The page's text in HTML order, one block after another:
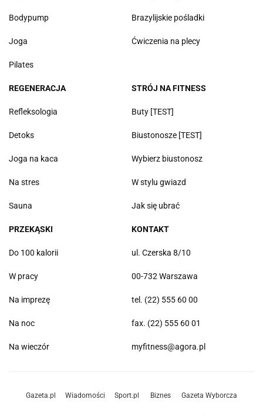
Bodypump
Joga
Pilates
Brazylijskie pośladki
Ćwiczenia na plecy
REGENERACJA
Refleksologia
Detoks
Joga na kaca
Na stres
Sauna
STRÓJ NA FITNESS
Buty [TEST]
Biustonosze [TEST]
Wybierz biustonosz
W stylu gwiazd
Jak się ubrać
PRZEKĄSKI
Do 100 kalorii
W pracy
Na imprezę
Na noc
Na wieczór
KONTAKT
ul. Czerska 8/10
00-732 Warszawa
tel. (22) 555 60 00
fax. (22) 555 60 01
myfitness@agora.pl
Gazeta.pl Wiadomości Sport.pl Biznes Gazeta Wyborcza